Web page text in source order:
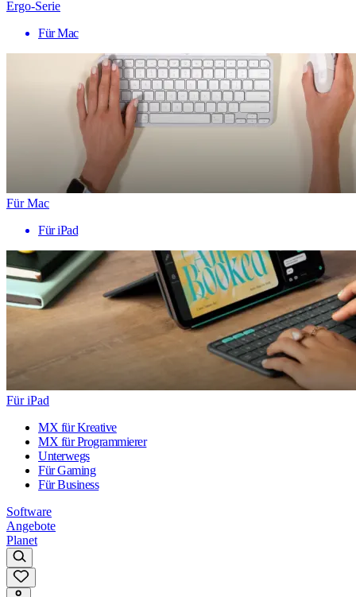
Ergo-Serie
Für Mac
Für Mac
Für iPad
Für iPad
MX für Kreative
MX für Programmierer
Unterwegs
Für Gaming
Für Business
Software
Angebote
Planet